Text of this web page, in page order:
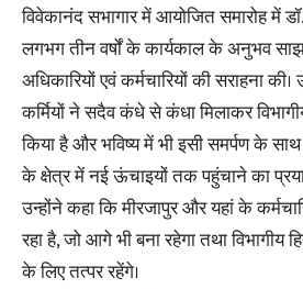
विवेकानंद सभागार में आयोजित समारोह में
लगभग तीन वर्षों के कार्यकाल के अनुभव
अधिकारियों एवं कर्मचारियों की सराहना
कर्मियों ने सदैव कंधे से कंधा मिलाकर
किया है और भविष्य में भी इसी समर्पण के
के क्षेत्र में नई ऊंचाइयों तक पहुंचाने का
उन्होंने कहा कि मीरजापुर और यहां के
रहा है, जो आगे भी बना रहेगा तथा विभागीय
के लिए तत्पर रहेंगे।